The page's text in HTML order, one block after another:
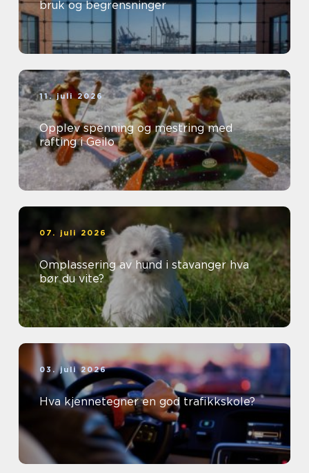
bruk og begrensninger
11. juli 2026
Opplev spenning og mestring med
rafting i Geilo
07. juli 2026
Omplassering av hund i stavanger hva
bør du vite?
03. juli 2026
Hva kjennetegner en god trafikkskole?